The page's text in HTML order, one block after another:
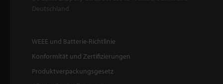
Deutschland
WEEE und Batterie-Richtlinie
Konformität und Zertifizierungen
Produktverpackungsgesetz